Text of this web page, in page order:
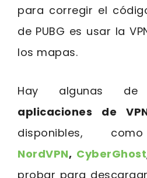
para corregir el
de PUBG es usar la
los mapas.
Hay algunas
aplicaciones de
disponibles,
NordVPN, CyberGhost
probar para